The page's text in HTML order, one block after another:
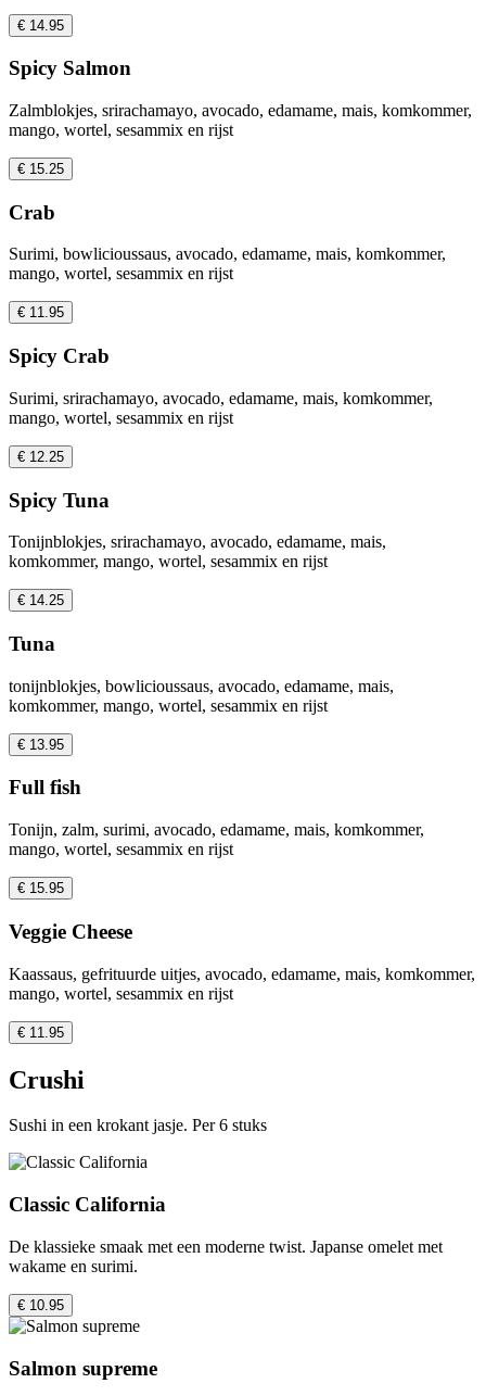
€ 14.95
Spicy Salmon
Zalmblokjes, srirachamayo, avocado, edamame, mais, komkommer,
mango, wortel, sesammix en rijst
€ 15.25
Crab
Surimi, bowlicioussaus, avocado, edamame, mais, komkommer,
mango, wortel, sesammix en rijst
€ 11.95
Spicy Crab
Surimi, srirachamayo, avocado, edamame, mais, komkommer,
mango, wortel, sesammix en rijst
€ 12.25
Spicy Tuna
Tonijnblokjes, srirachamayo, avocado, edamame, mais,
komkommer, mango, wortel, sesammix en rijst
€ 14.25
Tuna
tonijnblokjes, bowlicioussaus, avocado, edamame, mais,
komkommer, mango, wortel, sesammix en rijst
€ 13.95
Full fish
Tonijn, zalm, surimi, avocado, edamame, mais, komkommer,
mango, wortel, sesammix en rijst
€ 15.95
Veggie Cheese
Kaassaus, gefrituurde uitjes, avocado, edamame, mais, komkommer,
mango, wortel, sesammix en rijst
€ 11.95
Crushi
Sushi in een krokant jasje. Per 6 stuks
Classic California
De klassieke smaak met een moderne twist. Japanse omelet met
wakame en surimi.
€ 10.95
Salmon supreme